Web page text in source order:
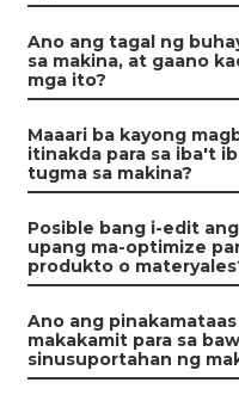
Ano ang tagal ng
sa makina, at gaano
mga ito?
Maaari ba kayong
itinakda para sa iba't
tugma sa makina?
Posible bang i-edit
upang ma-optimize
produkto o
Ano ang
makakamit para sa
sinusuportahan ng